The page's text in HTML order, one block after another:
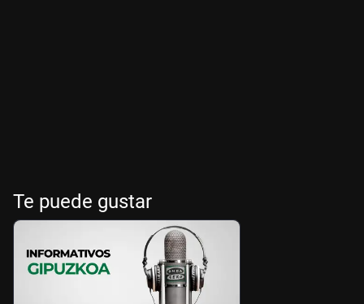
Te puede gustar